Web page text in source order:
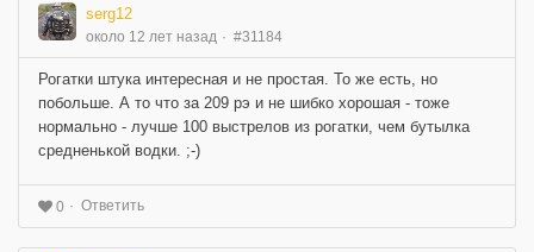
serg12
около 12 лет назад #31184
Рогатки штука интересная и не простая. То же есть, но
побольше. А то что за 209 рэ и не шибко хорошая - тоже
нормально - лучше 100 выстрелов из рогатки, чем бутылка
средненькой водки. ;-)
0 Ответить